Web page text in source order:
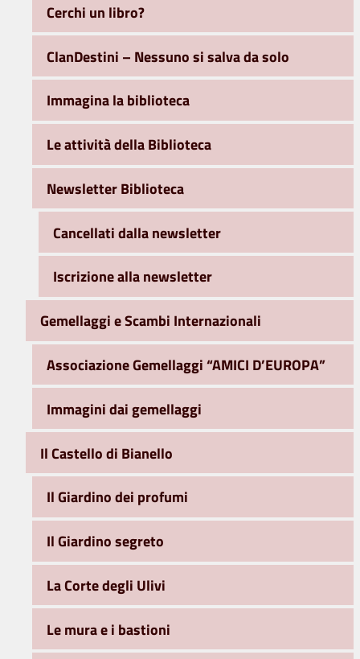
Cerchi un libro?
ClanDestini – Nessuno si salva da solo
Immagina la biblioteca
Le attività della Biblioteca
Newsletter Biblioteca
Cancellati dalla newsletter
Iscrizione alla newsletter
Gemellaggi e Scambi Internazionali
Associazione Gemellaggi “AMICI D’EUROPA”
Immagini dai gemellaggi
Il Castello di Bianello
Il Giardino dei profumi
Il Giardino segreto
La Corte degli Ulivi
Le mura e i bastioni